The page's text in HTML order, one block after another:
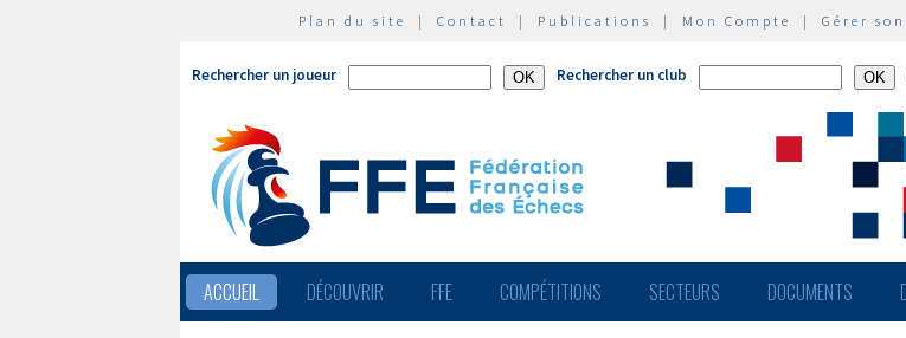
Plan du site | Contact | Publications | Mon Compte | Gérer
Rechercher un joueur Rechercher un club
ACCUEIL DÉCOUVRIR FFE COMPÉTITIONS SECTEURS DOCUMENTS